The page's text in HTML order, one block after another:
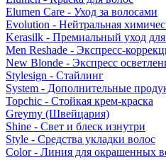
Elumen Care - Уход за волосами
Evolution - Нейтральная
Kerasilk - Премиальный уход
Men Reshade - Экспресс-
New Blonde - Экспресс
Stylesign - Стайлинг
System - Дополнительные
Topchic - Стойкая крем-краска
Greymy (Швейцария)
Shine - Свет и блеск изнутри
Style - Средства укладки волос
Color - Линия для окрашенных